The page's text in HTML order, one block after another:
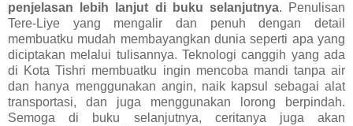
penjelasan lebih lanjut di buku selanjutnya. Penulisan
Tere-Liye yang mengalir dan penuh dengan detail
membuatku mudah membayangkan dunia seperti apa yang
diciptakan melalui tulisannya. Teknologi canggih yang ada
di Kota Tishri membuatku ingin mencoba mandi tanpa air
dan hanya menggunakan angin, naik kapsul sebagai alat
transportasi, dan juga menggunakan lorong berpindah.
Semoga di buku selanjutnya, ceritanya juga akan